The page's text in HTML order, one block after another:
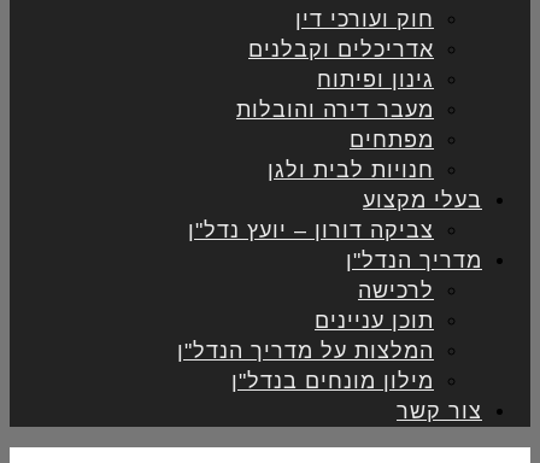
חוק ועורכי דין
אדריכלים וקבלנים
גינון ופיתוח
מעבר דירה והובלות
מפתחים
חנויות לבית ולגן
בעלי מקצוע
צביקה דורון – יועץ נדל"ן
מדריך הנדל"ן
לרכישה
תוכן עניינים
המלצות על מדריך הנדל"ן
מילון מונחים בנדל"ן
צור קשר